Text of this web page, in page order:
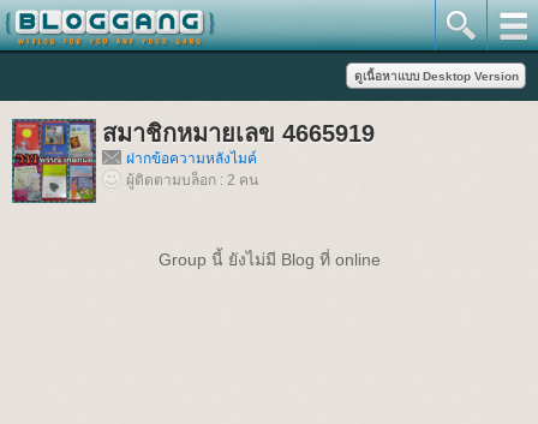
สมาชิกหมายเลข 4665919
ฝากข้อความหลังไมค์
ผู้ติดตามบล็อก : 2 คน
Group นี้ ยังไม่มี Blog ที่ online